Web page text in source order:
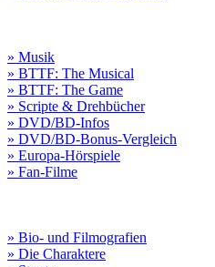
» Musik
» BTTF: The Musical
» BTTF: The Game
» Scripte & Drehbücher
» DVD/BD-Infos
» DVD/BD-Bonus-Vergleich
» Europa-Hörspiele
» Fan-Filme
» Bio- und Filmografien
» Die Charaktere